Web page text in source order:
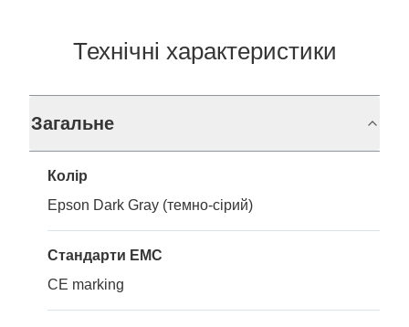
Технічні характеристики
Загальне
Колір
Epson Dark Gray (темно-сірий)
Стандарти EMC
CE marking